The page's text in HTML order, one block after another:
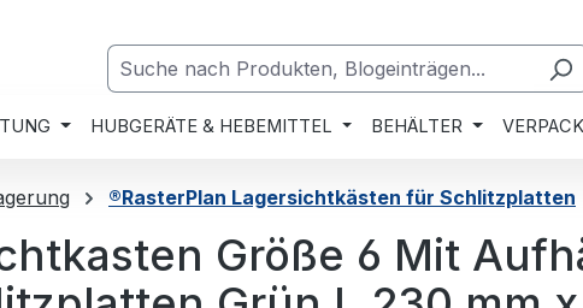
HUBGERÄTE & HEBEMITTEL BEHÄLTER
®RasterPlan Lagersichtkästen für Schlitzplatten
Größe 6 Mit